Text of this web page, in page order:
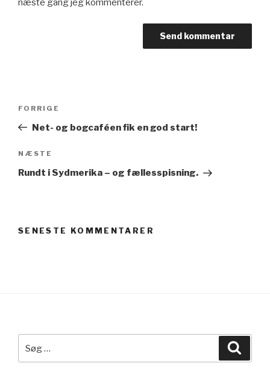
næste gang jeg kommenterer.
Forrige
indlæg
FORRIGE
Net- og bogcaféen fik en god start!
Næste
indlæg
NÆSTE
Rundt i Sydmerika – og fællesspisning.
SENESTE KOMMENTARER
efter: